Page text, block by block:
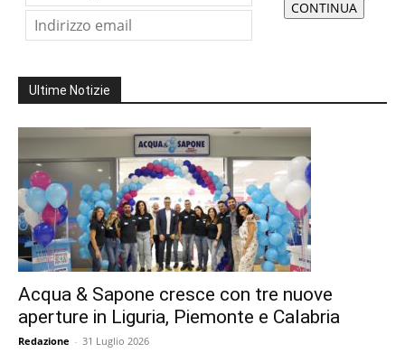
Ultime Notizie
Acqua & Sapone cresce con tre nuove
aperture in Liguria, Piemonte e Calabria
Redazione - 31 Luglio 2026